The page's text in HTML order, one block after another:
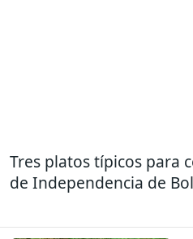
Tres platos típicos para
de Independencia de